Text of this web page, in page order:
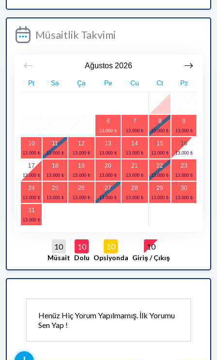
Müsaitlik Takvimi
Ağustos 2026
Pt Sa Ça Pe Cu Ct Pz
1
6 7 8 9
10 11 12 13 14 15 16
17 18 19 20 21 22 23
24 25 26 27 28 29 30
31
10
Müsait
10
Dolu
10
Opsiyonda
10
Giriş / Çıkış
Henüz Hiç Yorum Yapılmamış. İlk Yorumu
Sen Yap !